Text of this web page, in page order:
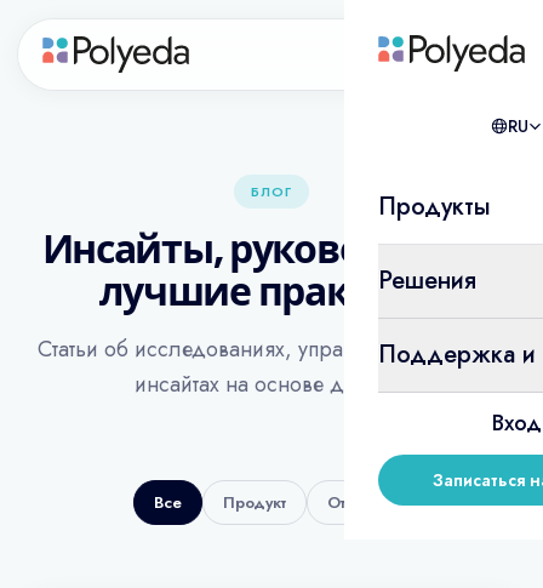
RU
RU
Продукты
Решения
Поддержка и
Вход
Записаться
БЛОГ
Инсайты, руководства и
лучшие практики
Статьи об исследованиях, управлении опытом и
инсайтах на основе данных.
Все Продукт Отрасль